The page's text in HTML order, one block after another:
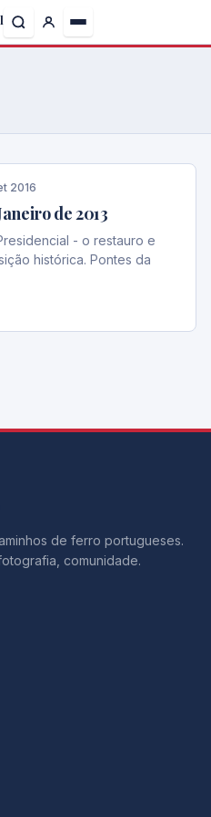
2016
de 2013
- o restauro e
histórica. Pontes da
de ferro portugueses.
comunidade.